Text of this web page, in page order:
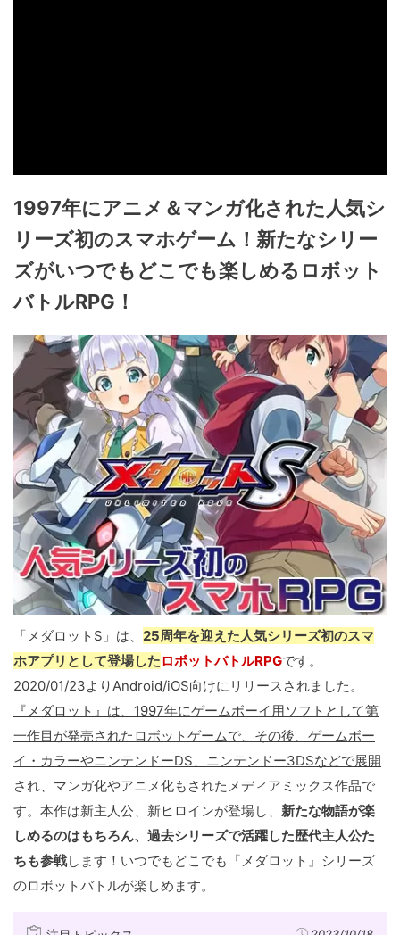
1997年にアニメ＆マンガ化された人気シ
リーズ初のスマホゲーム！新たなシリー
ズがいつでもどこでも楽しめるロボット
バトルRPG！
「メダロットS」は、 25周年を迎えた人気シリーズ初のスマ
ホアプリとして登場したロボットバトルRPGです。
2020/01/23よりAndroid/iOS向けにリリースされました。
『メダロット』は、1997年にゲームボーイ用ソフトとして第
一作目が発売されたロボットゲームで、その後、ゲームボー
イ・カラーやニンテンドーDS、ニンテンドー3DSなどで展開
され、マンガ化やアニメ化もされたメディアミックス作品で
す。本作は新主人公、新ヒロインが登場し、 新たな物語が楽
しめるのはもちろん、過去シリーズで活躍した歴代主人公た
ちも参戦します！いつでもどこでも『メダロット』シリーズ
のロボットバトルが楽しめます。